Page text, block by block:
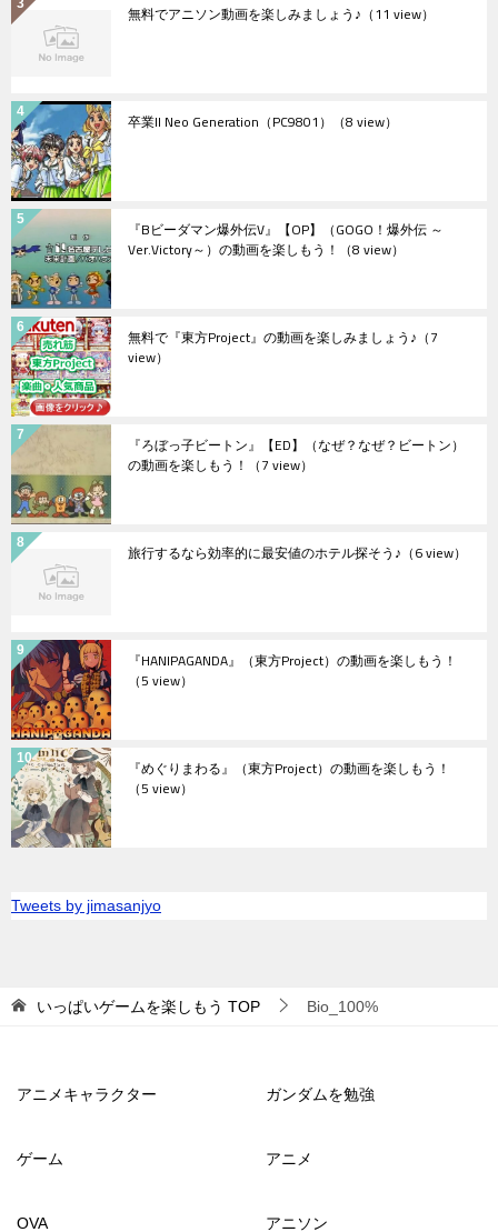
無料でアニソン動画を楽しみましょう♪ （11 view）
卒業II Neo Generation（PC9801） （8 view）
『Bビーダマン爆外伝V』【OP】（GOGO！爆外伝 ～
Ver.Victory～）の動画を楽しもう！ （8 view）
無料で『東方Project』の動画を楽しみましょう♪ （7
view）
『ろぼっ子ビートン』【ED】（なぜ？なぜ？ビートン）
の動画を楽しもう！ （7 view）
旅行するなら効率的に最安値のホテル探そう♪ （6 view）
『HANIPAGANDA』（東方Project）の動画を楽しもう！
（5 view）
『めぐりまわる』（東方Project）の動画を楽しもう！
（5 view）
Tweets by jimasanjyo
いっぱいゲームを楽しもう TOP Bio_100%
アニメキャラクター ガンダムを勉強
ゲーム アニメ
OVA アニソン